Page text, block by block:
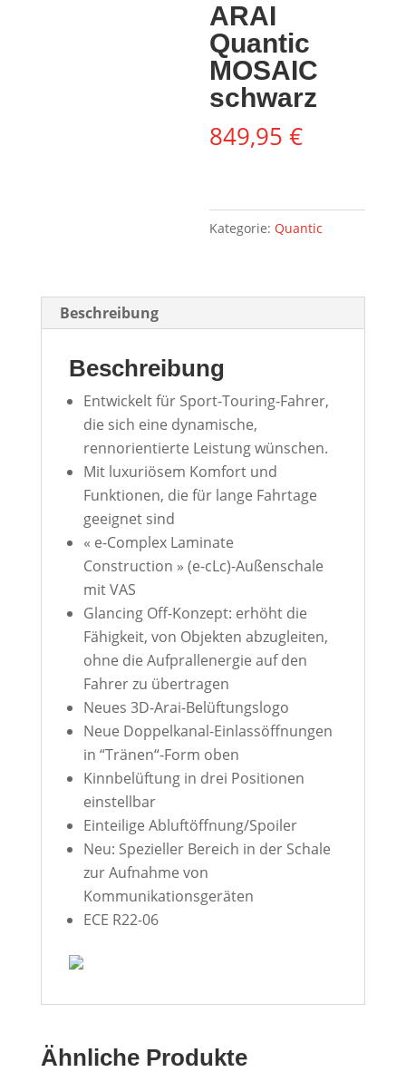
ARAI
Quantic
MOSAIC
schwarz
849,95€
Kategorie:Quantic
Beschreibung
Beschreibung
Entwickelt für Sport-Touring-Fahrer,
die sich eine dynamische,
rennorientierte Leistung wünschen.
Mit luxuriösem Komfort und
Funktionen, die für lange Fahrtage
geeignet sind
« e-Complex Laminate
Construction » (e-cLc)-Außenschale
mit VAS
Glancing Off-Konzept: erhöht die
Fähigkeit, von Objekten abzugleiten,
ohne die Aufprallenergie auf den
Fahrer zu übertragen
Neues 3D-Arai-Belüftungslogo
Neue Doppelkanal-Einlassöffnungen
in “Tränen“-Form oben
Kinnbelüftung in drei Positionen
einstellbar
Einteilige Abluftöffnung/Spoiler
Neu: Spezieller Bereich in der Schale
zur Aufnahme von
Kommunikationsgeräten
ECE R22-06
Ähnliche Produkte